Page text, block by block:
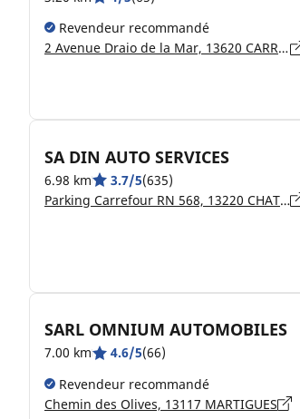
Revendeur recommandé
2 Avenue Draio de la Mar, 13620 CARRY-LE-ROUET
SA DIN AUTO SERVICES
6.98 km 3.7/5(635)
Parking Carrefour RN 568, 13220 CHATEAUNEUF LES MARTIGUES
SARL OMNIUM AUTOMOBILES
7.00 km 4.6/5(66)
Revendeur recommandé
Chemin des Olives, 13117 MARTIGUES